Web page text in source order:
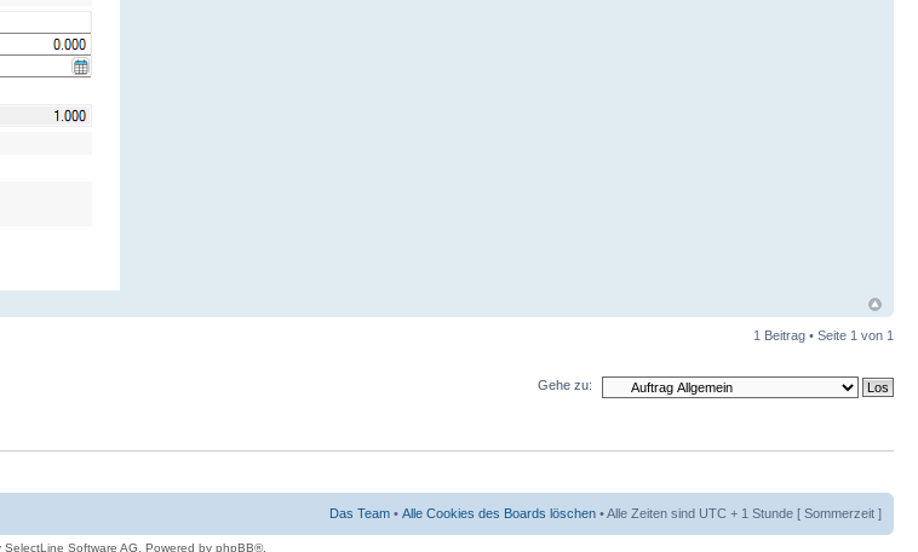
1 Beitrag • Seite 1 von 1
Gehe zu:
Das Team • Alle Cookies des Boards löschen • Alle Zeiten sind UTC + 1 Stunde [ Sommerzeit ]
Software AG, Powered by phpBB®.